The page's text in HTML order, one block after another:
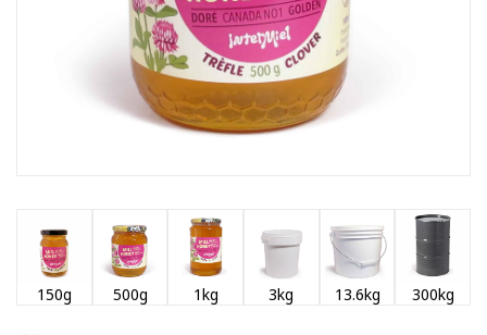
150g 500g 1kg 3kg 13.6kg 300kg